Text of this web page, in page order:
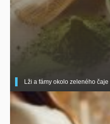
Lži a fámy okolo zeleného